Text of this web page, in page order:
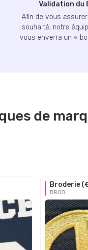
Validation du
Afin de vous
souhaité, notre
vous enverra un «
de
Broderie
BROD